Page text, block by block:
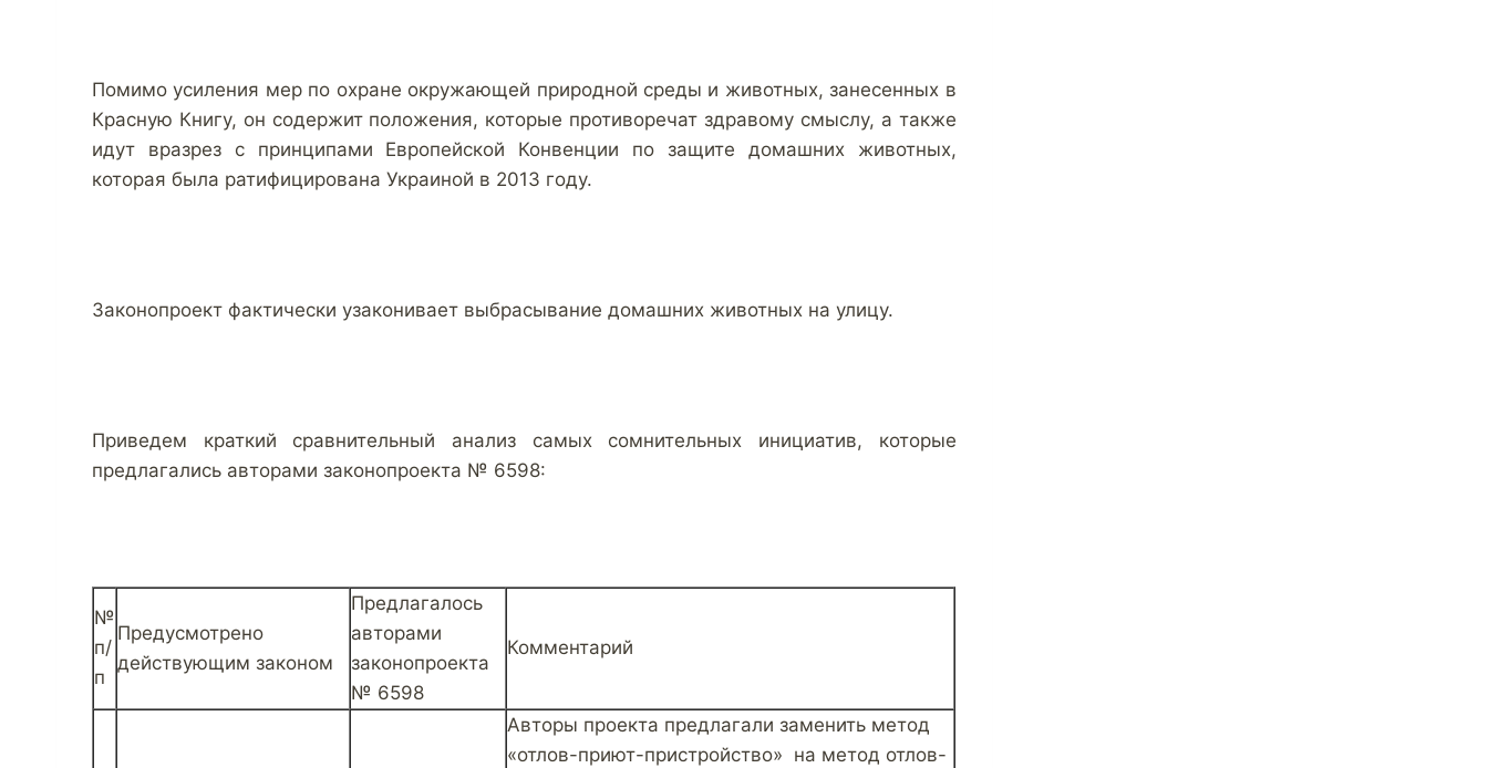
Помимо усиления мер по охране окружающей природной среды и животных, занесенных в
Красную Книгу, он содержит положения, которые противоречат здравому смыслу, а также
идут вразрез с принципами Европейской Конвенции по защите домашних животных,
которая была ратифицирована Украиной в 2013 году.
Законопроект фактически узаконивает выбрасывание домашних животных на улицу.
Приведем краткий сравнительный анализ самых сомнительных инициатив, которые
предлагались авторами законопроекта № 6598:
№
п/
п
Предусмотрено
действующим законом
Предлагалось
авторами
законопроекта
№ 6598
Комментарий
Авторы проекта предлагали заменить метод
«отлов-приют-пристройство» на метод отлов-